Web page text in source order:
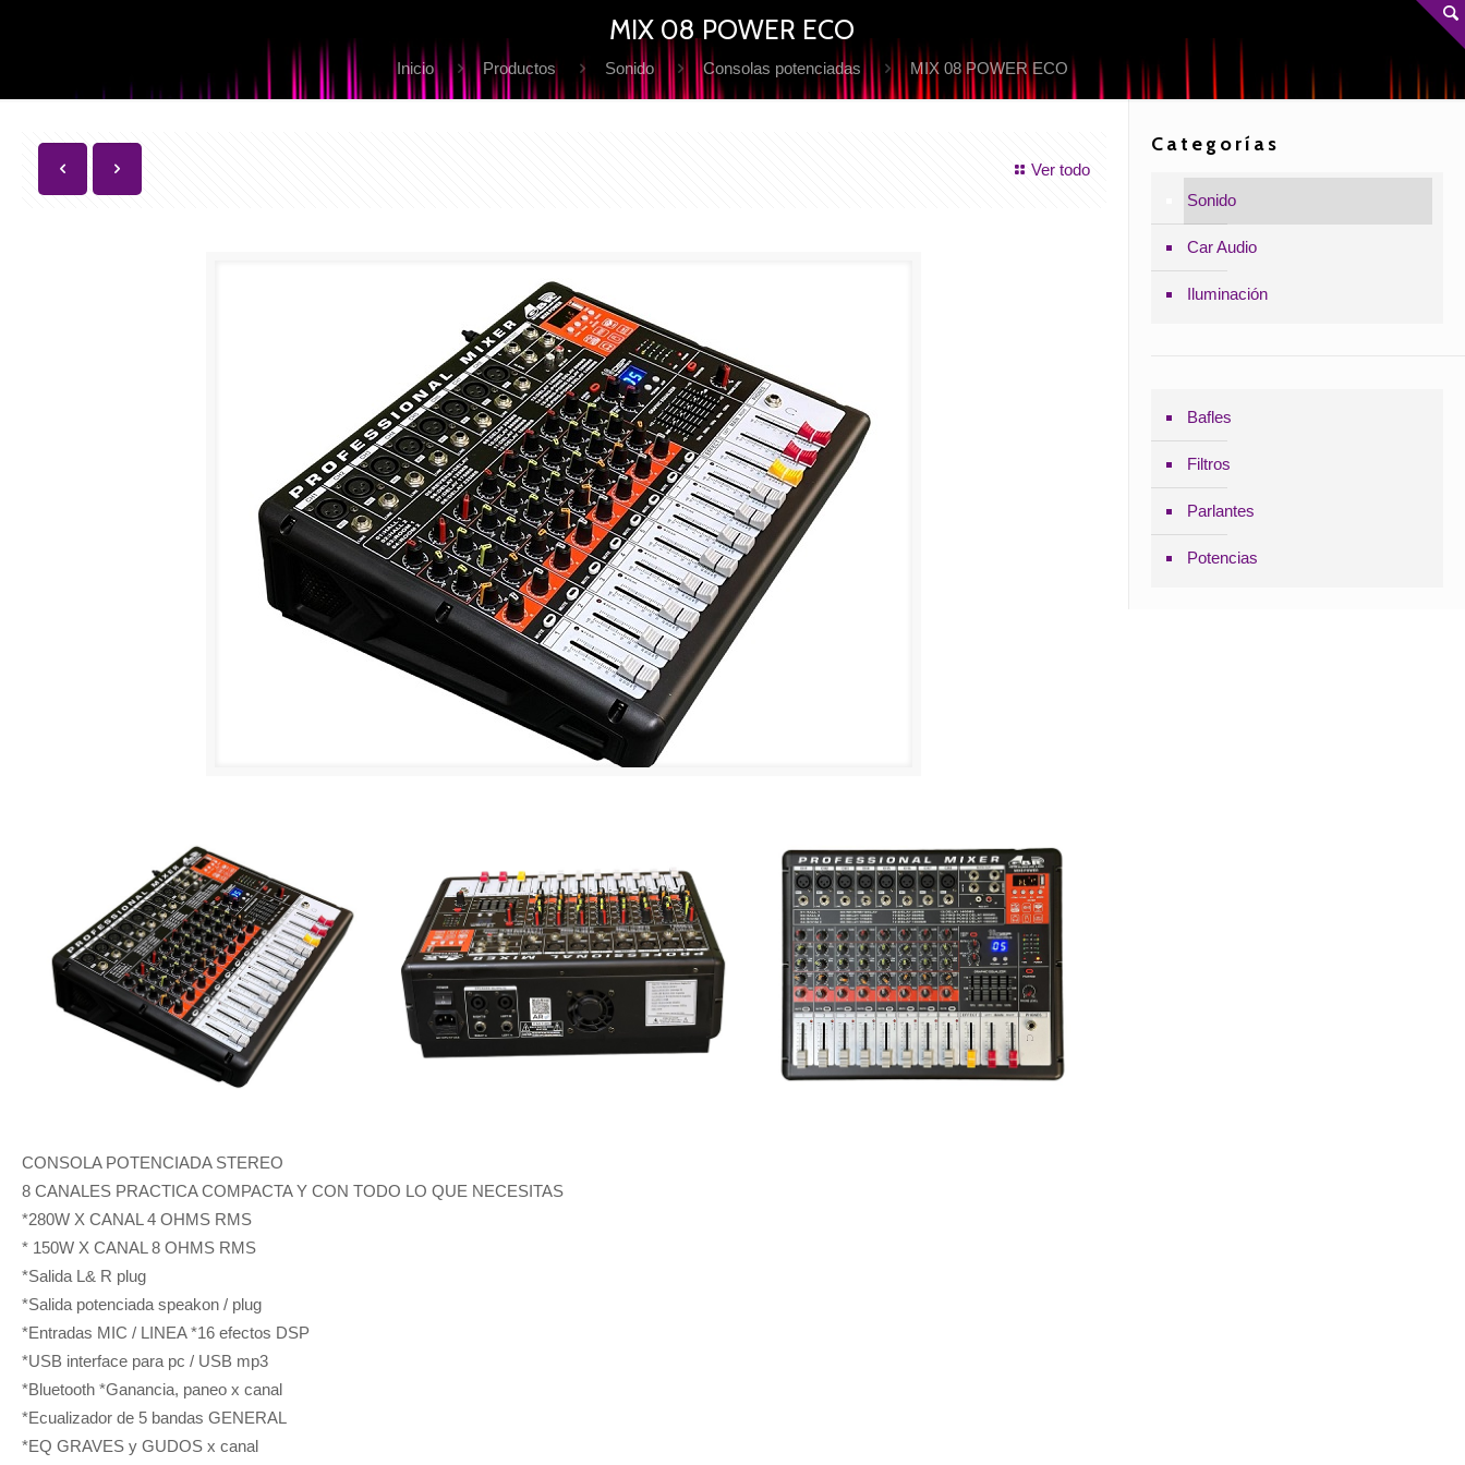
MIX 08 POWER ECO
Inicio Productos Sonido Consolas potenciadas MIX 08 POWER ECO
Ver todo
CONSOLA POTENCIADA STEREO
8 CANALES PRACTICA COMPACTA Y CON TODO LO QUE NECESITAS
*280W X CANAL 4 OHMS RMS
* 150W X CANAL 8 OHMS RMS
*Salida L& R plug
*Salida potenciada speakon / plug
*Entradas MIC / LINEA *16 efectos DSP
*USB interface para pc / USB mp3
*Bluetooth *Ganancia, paneo x canal
*Ecualizador de 5 bandas GENERAL
*EQ GRAVES y GUDOS x canal
Categorías
Sonido
Car Audio
Iluminación
Bafles
Filtros
Parlantes
Potencias